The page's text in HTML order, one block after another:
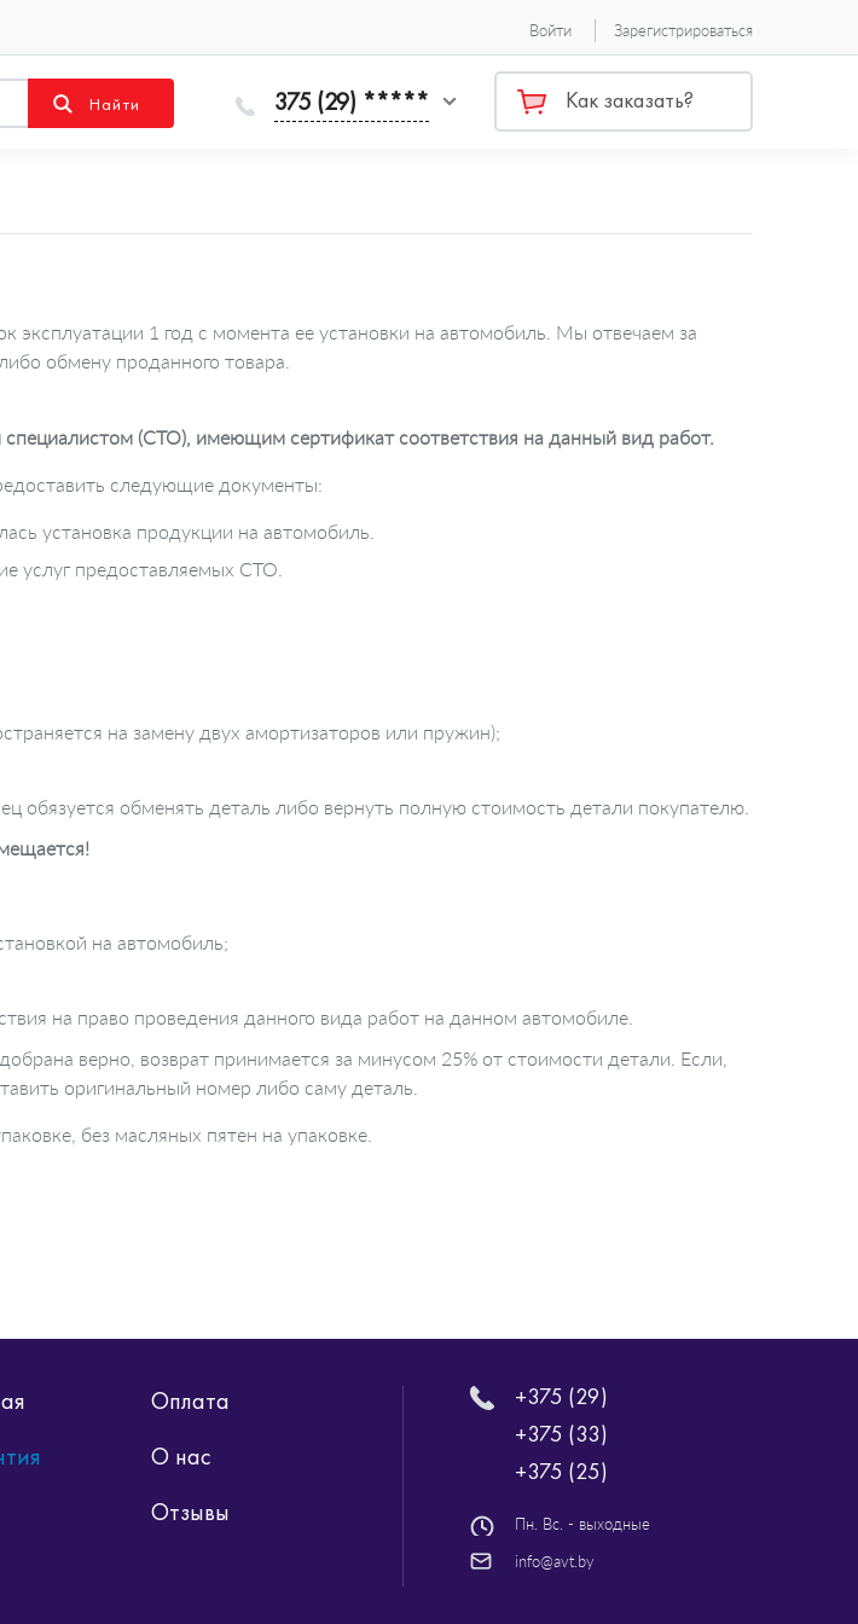
Войти Зарегистрироваться
375 (29) ***** Как заказать?
эксплуатации 1 год с момента ее установки на автомобиль. Мы отвечаем за
обмену проданного товара.
(СТО), имеющим сертификат соответствия на данный вид работ.
следующие документы:
установка продукции на автомобиль.
услуг предоставляемых СТО.
на замену двух амортизаторов или пружин);
обязуется обменять деталь либо вернуть полную стоимость детали покупателю.
на автомобиль;
на право проведения данного вида работ на данном автомобиле.
верно, возврат принимается за минусом 25% от стоимости детали. Если,
оригинальный номер либо саму деталь.
без масляных пятен на упаковке.
Оплата
О нас
Отзывы
+375 (29)
+375 (33)
+375 (25)
Пн. Вс. - выходные
info@avt.by